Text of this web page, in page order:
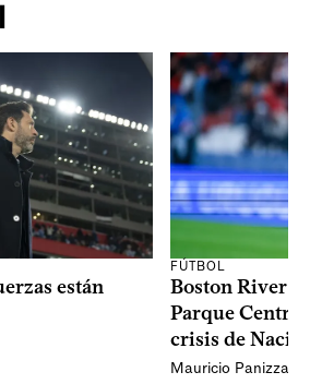
están
FÚTBOL
Boston River
Parque
crisis de
Mauricio Panizza